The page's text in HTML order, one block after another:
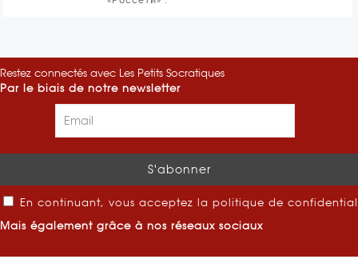
Restez connectés avec Les Petits Socratiques
Par le biais de notre newsletter
En continuant, vous acceptez la politique de
Mais également grâce à nos réseaux sociaux